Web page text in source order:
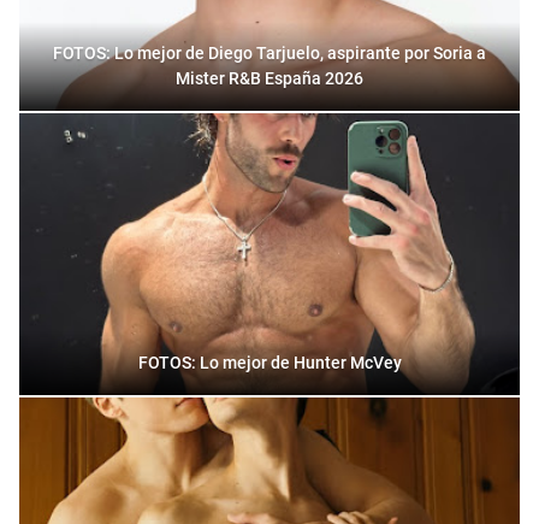
FOTOS: Lo mejor de Diego Tarjuelo, aspirante por Soria a
Mister R&B España 2026
FOTOS: Lo mejor de Hunter McVey